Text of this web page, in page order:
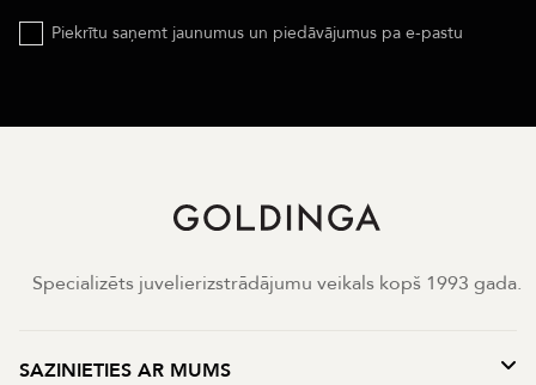
Piekrītu saņemt jaunumus un piedāvājumus pa e-pastu
Specializēts juvelierizstrādājumu veikals kopš 1993 gada.
SAZINIETIES AR MUMS